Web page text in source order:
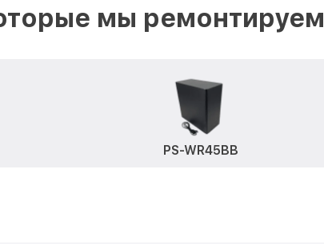
мы ремонтируем
PS-WR45BB